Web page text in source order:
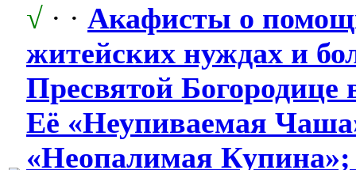
√ · · Акафисты о
житейских нуждах и
Пресвятой Богородице
Её «Неупиваемая
«Неопалимая